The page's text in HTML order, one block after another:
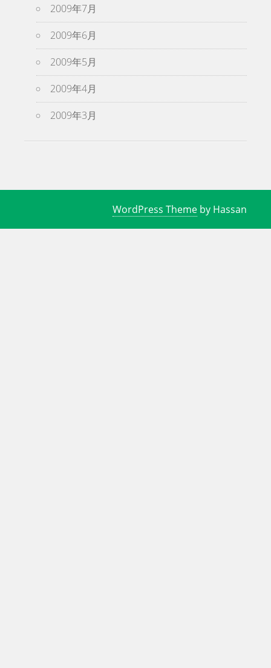
2009年7月
2009年6月
2009年5月
2009年4月
2009年3月
WordPress Theme by Hassan